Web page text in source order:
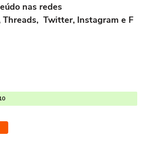
nas redes
Threads, Twitter, Instagram e F